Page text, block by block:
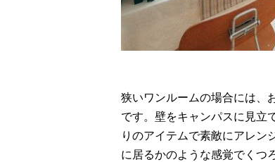
狭いワンルームの場合には、
です。壁をキャンパスに見立
りのアイテムで素敵にアレン
に居るかのような感覚でくつ